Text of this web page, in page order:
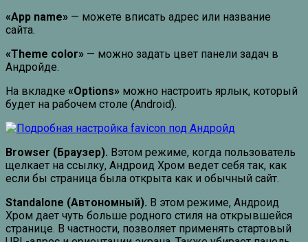
«App name» — можете вписать адрес или название
сайта.
«Theme color» — можно задать цвет панели задач в
Андройде.
На вкладке «Options» можно настроить ярлык, который
будет на рабочем столе (Android).
Browser (Браузер). Вэтом режиме, когда пользователь
щелкает на ссылку, Андроид Хром ведет себя так, как
если бы страница была открыта как и обычный сайт.
Standalone (Автономный). В этом режиме, Андроид
Хром дает чуть больше родного стиля на открывшейся
странице. В частности, позволяет применять стартовый